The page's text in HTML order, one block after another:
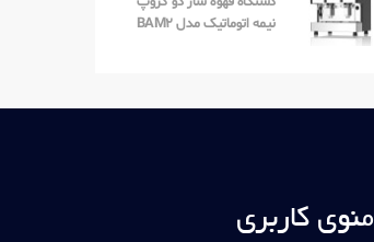
نیمه اتوماتیک مدل BAM2
منوی کاربری